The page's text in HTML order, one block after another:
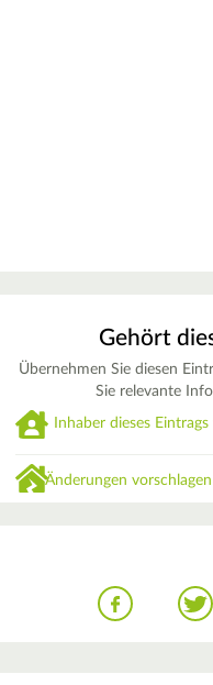
Gehört
Übernehmen Sie diesen
Sie relevante
Inhaber dieses
Änderungen vorschlagen